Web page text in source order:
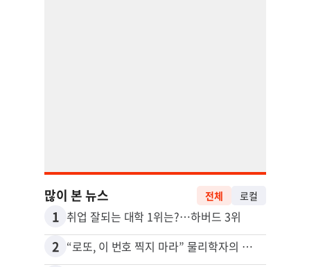
많이 본 뉴스 전체 로컬
1 취업 잘되는 대학 1위는?…하버드 3위
2 “로또, 이 번호 찍지 마라” 물리학자의 당첨금 높이는 비밀